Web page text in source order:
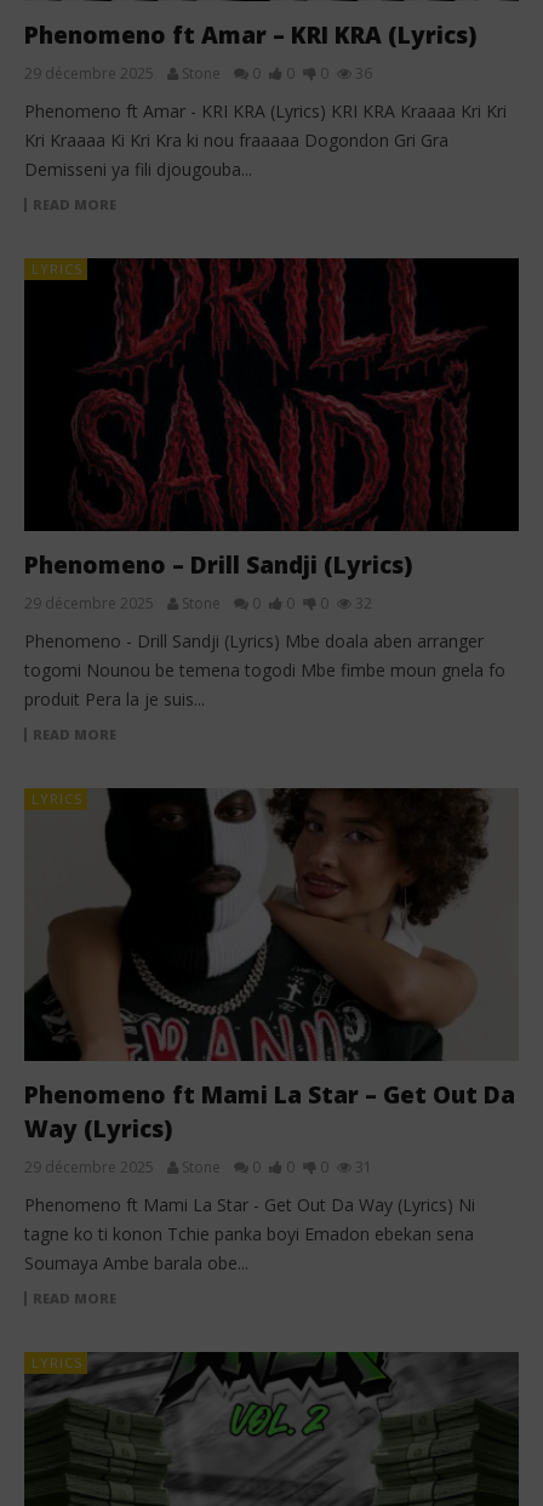
Phenomeno ft Amar – KRI KRA (Lyrics)
29 décembre 2025 Stone 0 0 0 36
Phenomeno ft Amar - KRI KRA (Lyrics) KRI KRA Kraaaa Kri Kri
Kri Kraaaa Ki Kri Kra ki nou fraaaaa Dogondon Gri Gra
Demisseni ya fili djougouba...
READ MORE
LYRICS
Phenomeno – Drill Sandji (Lyrics)
29 décembre 2025 Stone 0 0 0 32
Phenomeno - Drill Sandji (Lyrics) Mbe doala aben arranger
togomi Nounou be temena togodi Mbe fimbe moun gnela fo
produit Pera la je suis...
READ MORE
LYRICS
Phenomeno ft Mami La Star – Get Out Da
Way (Lyrics)
29 décembre 2025 Stone 0 0 0 31
Phenomeno ft Mami La Star - Get Out Da Way (Lyrics) Ni
tagne ko ti konon Tchie panka boyi Emadon ebekan sena
Soumaya Ambe barala obe...
READ MORE
LYRICS